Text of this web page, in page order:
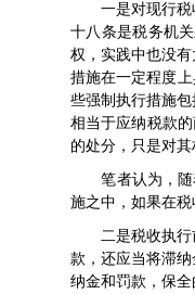
一是对现行税收
十八条是税务机
权，实践中也没
措施在一定程度
些强制执行措施
相当于应纳税款
的处分，只是对
笔者认为，随着
施之中，如果在税
二是税收执行前
款，还应当将滞
纳金和罚款，保全